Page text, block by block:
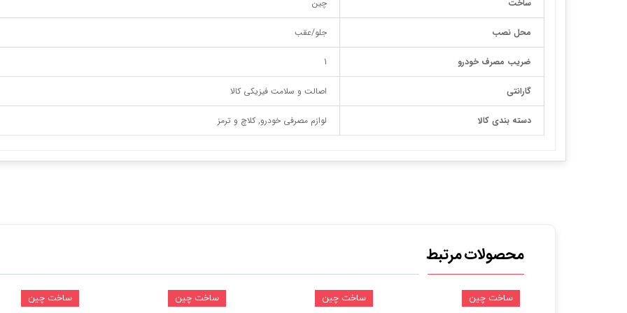
ساخت چین
محل نصب جلو/عقب
ضریب مصرف خودرو 1
گارانتی اصالت و سلامت فیزیکی کالا
دسته بندی کالا لوازم مصرفی خودرو, کلاچ و ترمز
محصولات مرتبط
ساخت چین ساخت چین ساخت چین ساخت چین